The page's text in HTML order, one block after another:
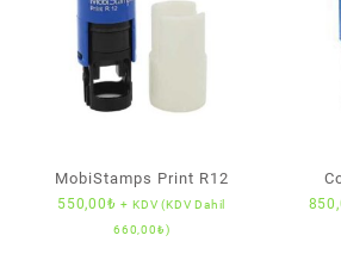
MobiStamps Print R12
550,00₺ + KDV (KDV Dahil
660,00₺)